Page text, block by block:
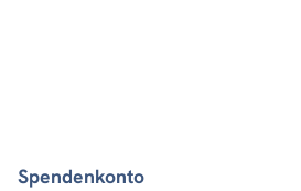
Spendenkonto